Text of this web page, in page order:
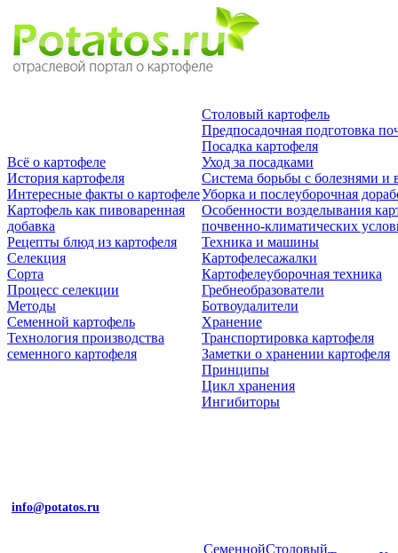
Всё о картофеле
История картофеля
Интересные факты о картофеле
Картофель как пивоваренная
добавка
Рецепты блюд из картофеля
Селекция
Сорта
Процесс селекции
Методы
Семенной картофель
Технология производства
семенного картофеля
Столовый картофель
Предпосадочная подготовка
Посадка картофеля
Уход за посадками
Система борьбы с болезнями и
Уборка и послеуборочная
Особенности возделывания
почвенно-климатических
Техника и машины
Картофелесажалки
Картофелеуборочная техника
Гребнеобразователи
Ботвоудалители
Хранение
Транспортировка картофеля
Заметки о хранении картофеля
Принципы
Цикл хранения
Ингибиторы
info@potatos.ru
CеменнойСтоловый